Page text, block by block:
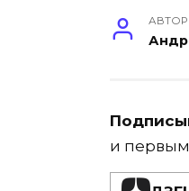
АВТОР
и